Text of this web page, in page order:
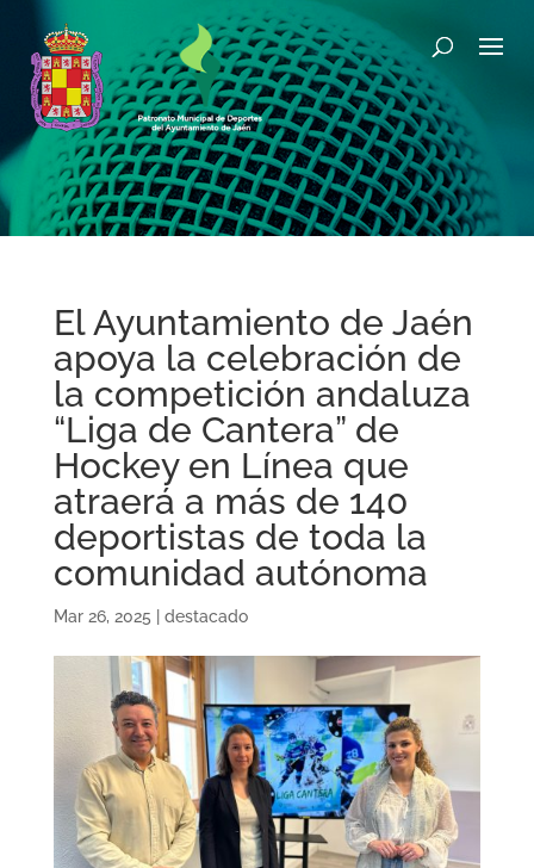
El Ayuntamiento de Jaén
apoya la celebración de
la competición andaluza
“Liga de Cantera” de
Hockey en Línea que
atraerá a más de 140
deportistas de toda la
comunidad autónoma
Mar 26, 2025 destacado